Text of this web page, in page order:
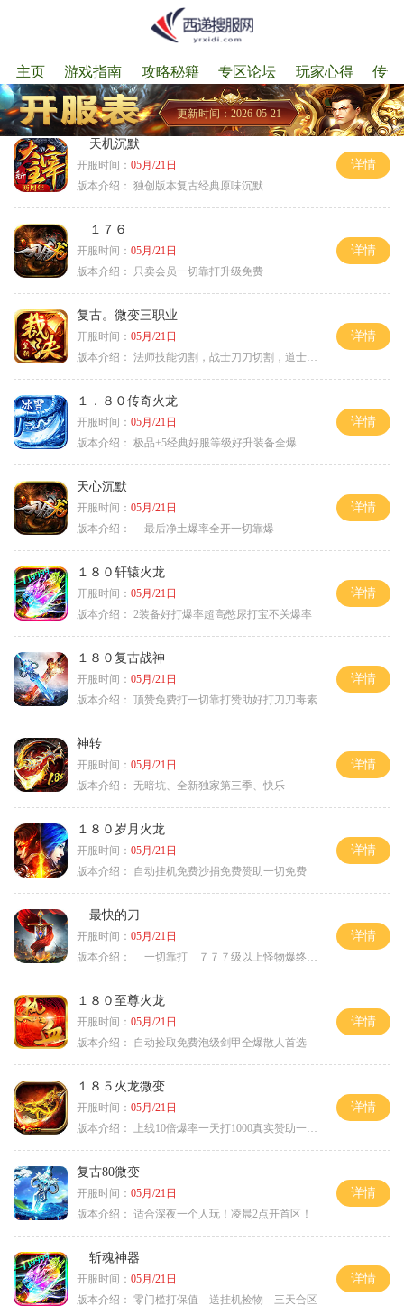
主页 游戏指南 攻略秘籍 专区论坛 玩家心得 传
更新时间：2026-05-21
天机沉默
开服时间： 05月/21日
版本介绍： 独创版本复古经典原味沉默
详情
１７６
开服时间： 05月/21日
版本介绍：
只卖会员一切靠打升级免费
详情
复古。微变三职业
开服时间： 05月/21日
版本介绍： 法师技能切割，战士刀刀切割，道士宠物秒怪
详情
１．８０传奇火龙
开服时间： 05月/21日
版本介绍： 极品+5经典好服等级好升装备全爆
详情
天心沉默
开服时间： 05月/21日
版本介绍：
最后净土爆率全开一切靠爆
详情
１８０轩辕火龙
开服时间： 05月/21日
版本介绍：
2装备好打爆率超高憋尿打宝不关爆率
详情
１８０复古战神
开服时间： 05月/21日
版本介绍： 顶赞免费打一切靠打赞助好打刀刀毒素
详情
神转
开服时间： 05月/21日
版本介绍： 无暗坑、全新独家第三季、快乐
详情
１８０岁月火龙
开服时间： 05月/21日
版本介绍：
自动挂机免费沙捐免费赞助一切免费
详情
最快的刀
开服时间： 05月/21日
版本介绍：
一切靠打 ７７７级以上怪物爆终极
详情
１８０至尊火龙
开服时间： 05月/21日
版本介绍：
自动捡取免费泡级剑甲全爆散人首选
详情
１８５火龙微变
开服时间： 05月/21日
版本介绍：
上线10倍爆率一天打1000真实赞助一夜终
详情
复古80微变
开服时间： 05月/21日
版本介绍： 适合深夜一个人玩！凌晨2点开首区！
详情
斩魂神器
开服时间： 05月/21日
版本介绍： 零门槛打保值 送挂机捡物 三天合区
详情